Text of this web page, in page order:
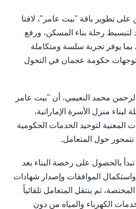
تطوير باقة "بيت عامر"، لافتا
لتبسيط رحلة بناء المسكن، ورفع
بما يوفر تجربة سلسة ومتكاملة
توجهات حكومة عجمان في التحول
محمد النعيمي، أن "بيت عامر
لبناء منزل الأسرة الإماراتية،
المعنية لتوحيد الخدمات الحكومية
حول المتعامل.
بالحصول على رخصة البناء بعد
واستكمال الموافقات وإصدار شهادات
ثم ينتقل المتعامل تلقائياً
الكهرباء والمياه من دون